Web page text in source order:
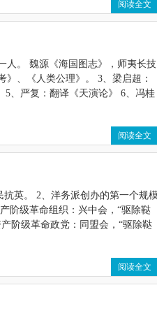
阅读全文
人。 魏源《海国图志》，师夷长技
、《人类公理》。 3、梁启超：
5、严复：翻译《天演论》 6、冯桂
阅读全文
英。 2、洋务派创办的第一个规
阶级革命组织：兴中会，“驱除鞑
阶级革命政党：同盟会，“驱除鞑
阅读全文